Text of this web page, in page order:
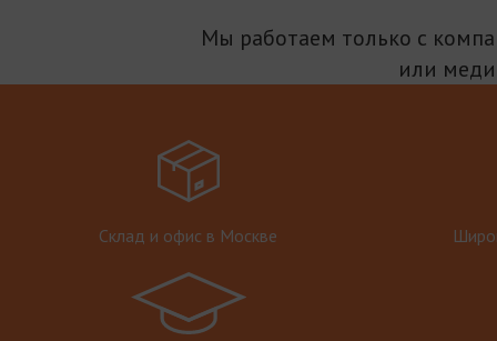
Мы работаем только с
или
Склад и офис в Москве